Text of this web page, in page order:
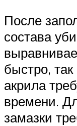
После
состава
быстро,
акрила
времени.
замазки